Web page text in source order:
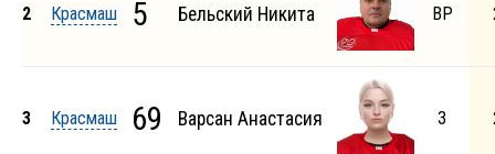
2 Красмаш 5 Бельский Никита ВР
3 Красмаш 69 Варсан Анастасия З